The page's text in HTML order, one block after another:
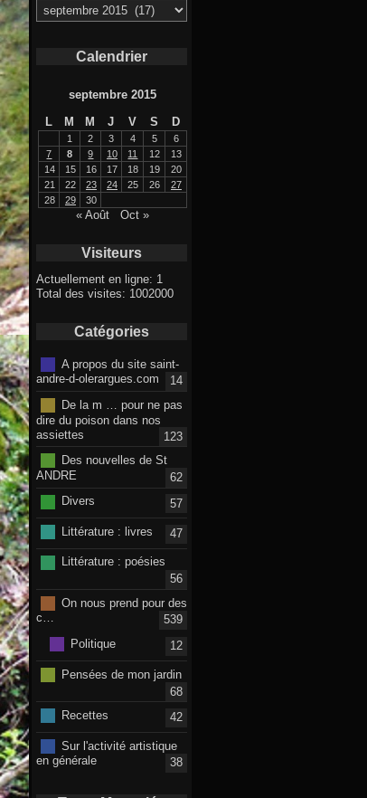
Archives
Calendrier
septembre 2015
L
M M J V S D
1 2 3 4 5
6
7
8 9 10 11 12
13
14
15 16 17 18 19
20
21
22 23 24 25 26
27
28
29 30
« Août Oct »
Visiteurs
Actuellement en ligne: 1
Total des visites: 1002000
Catégories
A propos du site saint-
andre-d-olerargues.com
14
De la m … pour ne pas
dire du poison dans nos
assiettes
123
Des nouvelles de St
ANDRE
62
Divers
57
Littérature : livres 47
Littérature : poésies
56
On nous prend pour des
c…
539
Politique
12
Pensées de mon jardin
68
Recettes
42
Sur l'activité artistique
en générale
38